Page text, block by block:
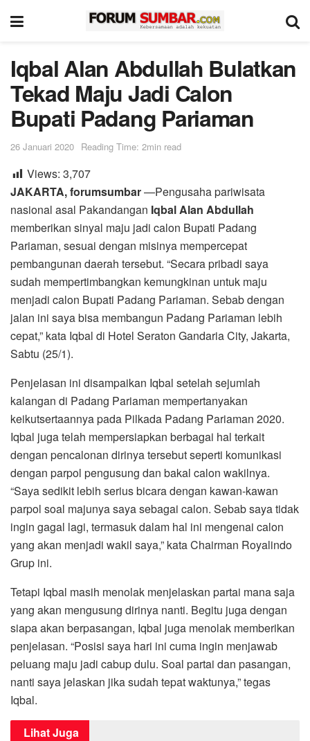
Iqbal Alan Abdullah Bulatkan
Tekad Maju Jadi Calon
Bupati Padang Pariaman
26 Januari 2020 Reading Time: 2min read
Views: 3,707
JAKARTA, forumsumbar—Pengusaha pariwisata
nasional asal Pakandangan Iqbal Alan Abdullah
memberikan sinyal maju jadi calon Bupati Padang
Pariaman, sesuai dengan misinya mempercepat
pembangunan daerah tersebut. “Secara pribadi saya
sudah mempertimbangkan kemungkinan untuk maju
menjadi calon Bupati Padang Pariaman. Sebab dengan
jalan ini saya bisa membangun Padang Pariaman lebih
cepat,” kata Iqbal di Hotel Seraton Gandaria City, Jakarta,
Sabtu (25/1).
Penjelasan ini disampaikan Iqbal setelah sejumlah
kalangan di Padang Pariaman mempertanyakan
keikutsertaannya pada Pilkada Padang Pariaman 2020.
Iqbal juga telah mempersiapkan berbagai hal terkait
dengan pencalonan dirinya tersebut seperti komunikasi
dengan parpol pengusung dan bakal calon wakilnya.
“Saya sedikit lebih serius bicara dengan kawan-kawan
parpol soal majunya saya sebagai calon. Sebab saya tidak
ingin gagal lagi, termasuk dalam hal ini mengenai calon
yang akan menjadi wakil saya,” kata Chairman Royalindo
Grup ini.
Tetapi Iqbal masih menolak menjelaskan partai mana saja
yang akan mengusung dirinya nanti. Begitu juga dengan
siapa akan berpasangan, Iqbal juga menolak memberikan
penjelasan. “Posisi saya hari ini cuma ingin menjawab
peluang maju jadi cabup dulu. Soal partai dan pasangan,
nanti saya jelaskan jika sudah tepat waktunya,” tegas
Iqbal.
Lihat Juga